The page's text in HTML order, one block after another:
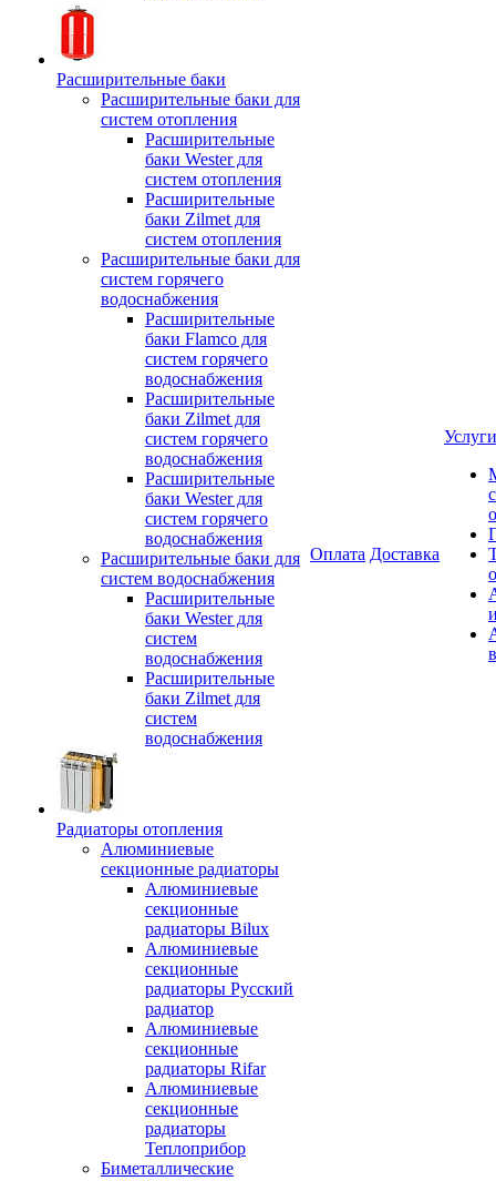
Расширительные баки
Расширительные баки для
систем отопления
Расширительные
баки Wester для
систем отопления
Расширительные
баки Zilmet для
систем отопления
Расширительные баки для
систем горячего
водоснабжения
Расширительные
баки Flamco для
систем горячего
водоснабжения
Расширительные
баки Zilmet для
систем горячего
водоснабжения
Расширительные
баки Wester для
систем горячего
водоснабжения
Расширительные баки для
систем водоснабжения
Расширительные
баки Wester для
систем
водоснабжения
Расширительные
баки Zilmet для
систем
водоснабжения
Радиаторы отопления
Алюминиевые
секционные радиаторы
Алюминиевые
секционные
радиаторы Bilux
Алюминиевые
секционные
радиаторы Русский
радиатор
Алюминиевые
секционные
радиаторы Rifar
Алюминиевые
секционные
радиаторы
Теплоприбор
Биметаллические
Оплата Доставка
Услуги